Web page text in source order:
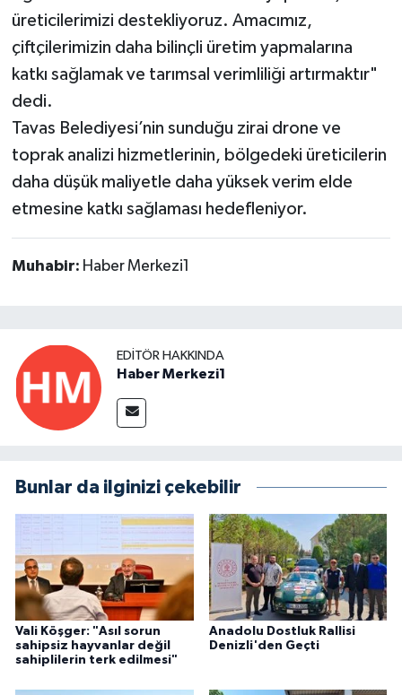
üreticilerimizi destekliyoruz. Amacımız,
çiftçilerimizin daha bilinçli üretim yapmalarına
katkı sağlamak ve tarımsal verimliliği artırmaktır"
dedi.
Tavas Belediyesi’nin sunduğu zirai drone ve
toprak analizi hizmetlerinin, bölgedeki üreticilerin
daha düşük maliyetle daha yüksek verim elde
etmesine katkı sağlaması hedefleniyor.
Muhabir: Haber Merkezi1
EDITÖR HAKKINDA
Haber Merkezi1
Bunlar da ilginizi çekebilir
Vali Köşger: "Asıl sorun
sahipsiz hayvanlar değil
sahiplilerin terk edilmesi"
Anadolu Dostluk Rallisi
Denizli'den Geçti